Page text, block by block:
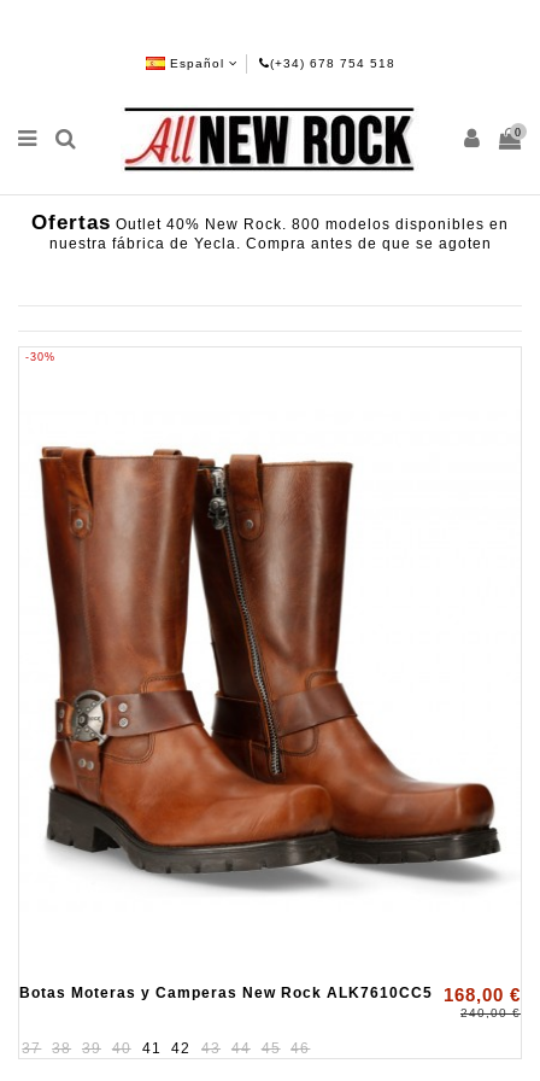
Español (+34) 678 754 518
0
Ofertas Outlet 40% New Rock. 800 modelos disponibles en
nuestra fábrica de Yecla. Compra antes de que se agoten
-30%
Botas Moteras y Camperas New Rock ALK7610CC5 168,00 €
240,00 €
37 38 39 40 41 42 43 44 45 46